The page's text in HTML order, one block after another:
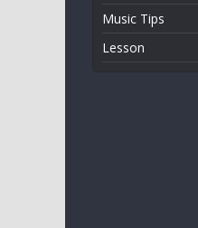
Music Tips
Lesson